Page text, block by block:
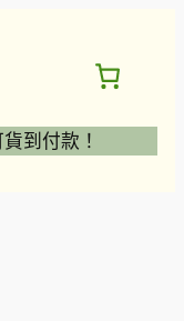
到付款！